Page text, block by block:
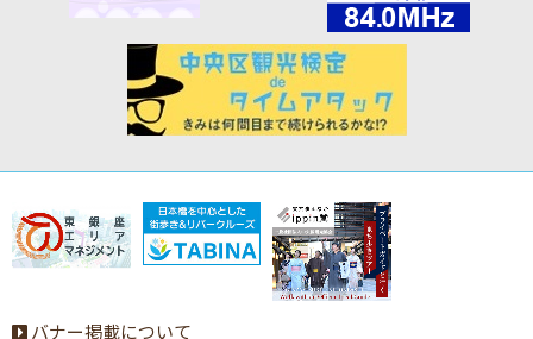
バナー掲載について